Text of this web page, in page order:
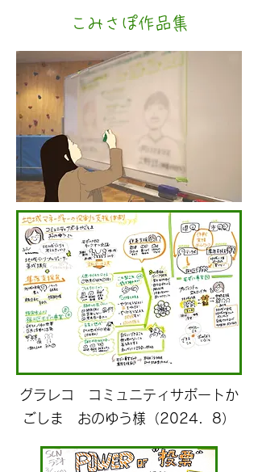
​こみさぽ作品集
​グラレコ コミュニティサポートか
ごしま おのゆう様（2024．8）